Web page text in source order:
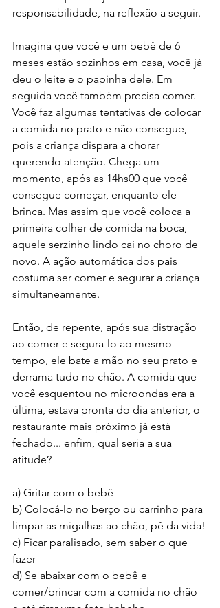
responsabilidade, na reflexão a seguir.
Imagina que você e um bebê de 6
meses estão sozinhos em casa, você já
deu o leite e o papinha dele. Em
seguida você também precisa comer.
Você faz algumas tentativas de colocar
a comida no prato e não consegue,
pois a criança dispara a chorar
querendo atenção. Chega um
momento, após as 14hs00 que você
consegue começar, enquanto ele
brinca. Mas assim que você coloca a
primeira colher de comida na boca,
aquele serzinho lindo cai no choro de
novo. A ação automática dos pais
costuma ser comer e segurar a criança
simultaneamente.
Então, de repente, após sua distração
ao comer e segura-lo ao mesmo
tempo, ele bate a mão no seu prato e
derrama tudo no chão. A comida que
você esquentou no microondas era a
última, estava pronta do dia anterior, o
restaurante mais próximo já está
fechado... enfim, qual seria a sua
atitude?
a) Gritar com o bebê
b) Colocá-lo no berço ou carrinho para
limpar as migalhas ao chão, pê da vida!
c) Ficar paralisado, sem saber o que
fazer
d) Se abaixar com o bebê e
comer/brincar com a comida no chão